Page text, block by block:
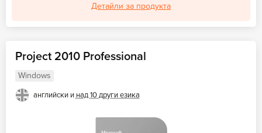
Детайли за продукта
Project 2010 Professional
Windows
английски и над 10 други езика